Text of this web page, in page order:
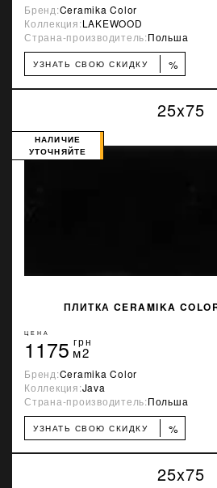
Бренд:Ceramika Color
Коллекция:LAKEWOOD
Страна-производитель:Польша
УЗНАТЬ СВОЮ СКИДКУ %
25x75
ПЛИТКА CERAMIKA
НАЛИЧИЕ
УТОЧНЯЙТЕ
ЦЕНА
1175 грн
м2
Бренд:Ceramika Color
Коллекция:Java
Страна-производитель:Польша
УЗНАТЬ СВОЮ СКИДКУ %
25x75